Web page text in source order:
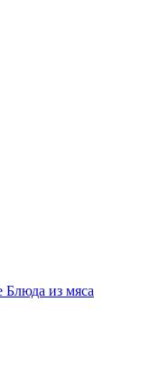
Блюда из мяса